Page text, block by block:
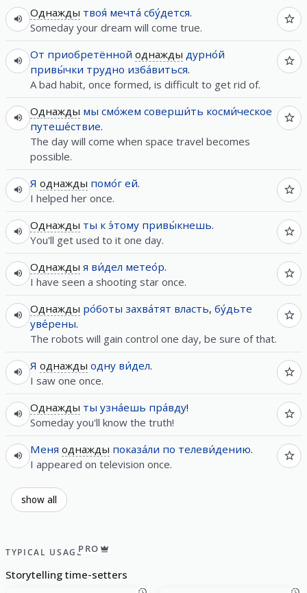
Однажды твоя́ мечта́ сбу́дется.
Someday your dream will come true.
От приобретённой однажды дурно́й
привы́чки трудно изба́виться.
A bad habit, once formed, is difficult to get rid of.
Однажды мы смо́жем соверши́ть косми́ческое
путеше́ствие.
The day will come when space travel becomes
possible.
Я однажды помо́г ей.
I helped her once.
Однажды ты к э́тому привы́кнешь.
You'll get used to it one day.
Однажды я ви́дел метео́р.
I have seen a shooting star once.
Однажды ро́боты захва́тят власть, бу́дьте
уве́рены.
The robots will gain control one day, be sure of that.
Я однажды одну ви́дел.
I saw one once.
Однажды ты узна́ешь пра́вду!
Someday you'll know the truth!
Меня однажды показа́ли по телеви́дению.
I appeared on television once.
show all
TYPICAL USAGEPRO
Storytelling time-setters